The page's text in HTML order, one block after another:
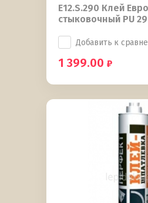
E12.S.290 Клей
стыковочный PU
Добавить к
1 399.00